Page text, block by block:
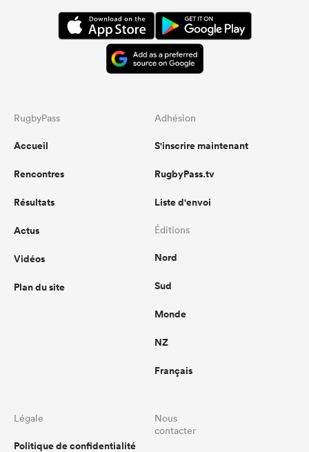
RugbyPass
Accueil
Rencontres
Résultats
Actus
Vidéos
Plan du site
Adhésion
S'inscrire maintenant
RugbyPass.tv
Liste d'envoi
Éditions
Nord
Sud
Monde
NZ
Français
Légale
Politique de confidentialité
Nous
contacter